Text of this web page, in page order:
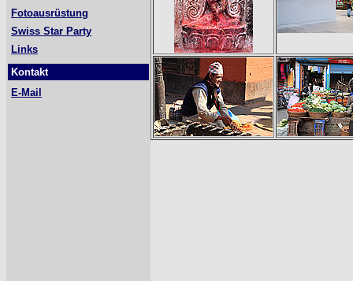
Fotoausrüstung
Swiss Star Party
Links
Kontakt
E-Mail